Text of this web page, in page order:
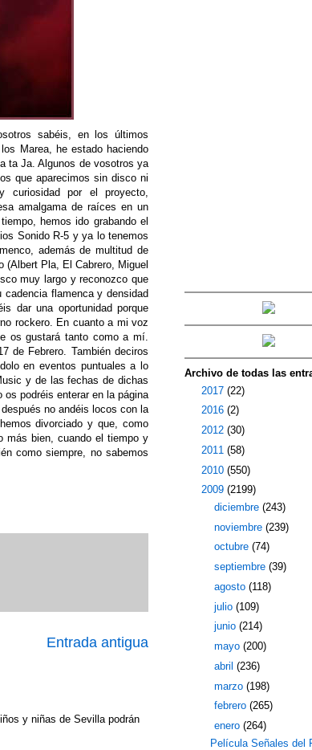
sabéis, en los últimos
Marea, he estado haciendo
ta Ja. Algunos de vosotros ya
que aparecimos sin disco ni
curiosidad por el proyecto,
amalgama de raíces en un
hemos ido grabando el
Sonido R-5 y ya lo tenemos
además de multitud de
Pla, El Cabrero, Miguel
muy largo y reconozco que
flamenca y densidad
dar una oportunidad porque
rockero. En cuanto a mi voz
os gustará tanto como a mí.
de Febrero. También deciros
en eventos puntuales a lo
y de las fechas de dichas
podréis enterar en la página
no andéis locos con la
divorciado y que, como
más bien, cuando el tiempo y
como siempre, no sabemos
Entrada antigua
y niñas de Sevilla podrán
Archivo de todas las
2017 (22)
2016 (2)
2012 (30)
2011 (58)
2010 (550)
2009 (2199)
diciembre (243)
noviembre (239)
octubre (74)
septiembre (39)
agosto (118)
julio (109)
junio (214)
mayo (200)
abril (236)
marzo (198)
febrero (265)
enero (264)
Película Señales del